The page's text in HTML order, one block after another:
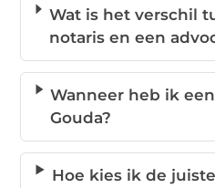
Wat is het verschil
notaris en een
Wanneer heb ik
Gouda?
Hoe kies ik de